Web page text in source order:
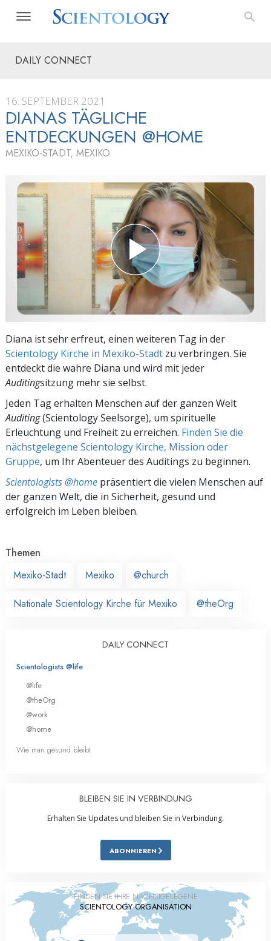
DAILY CONNECT
16. SEPTEMBER 2021
DIANAS TÄGLICHE
ENTDECKUNGEN @HOME
MEXIKO-STADT, MEXIKO
Diana ist sehr erfreut, einen weiteren Tag in der
Scientology Kirche in Mexiko-Stadt zu verbringen. Sie
entdeckt die wahre Diana und wird mit jeder
Auditingsitzung mehr sie selbst.
Jeden Tag erhalten Menschen auf der ganzen Welt
Auditing(Scientology Seelsorge), um spirituelle
Erleuchtung und Freiheit zu erreichen. Finden Sie die
nächstgelegene Scientology Kirche, Mission oder
Gruppe, um Ihr Abenteuer des Auditings zu beginnen.
Scientologists @home präsentiert die vielen Menschen auf
der ganzen Welt, die in Sicherheit, gesund und
erfolgreich im Leben bleiben.
Themen
Mexiko-Stadt
Mexiko @church
Nationale Scientology Kirche für Mexiko @theOrg
DAILY CONNECT
Scientologists @life
@life
@theOrg
@work
@home
Wie man gesund bleibt
BLEIBEN SIE IN VERBINDUNG
Erhalten Sie Updates und bleiben Sie in Verbindung.
ABONNIEREN
FINDEN SIE IHRE NÄCHSTGELEGENE
SCIENTOLOGY ORGANISATION